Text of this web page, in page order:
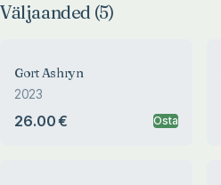
Väljaanded (5)
Gort Ashryn
2023
26.00 € Osta